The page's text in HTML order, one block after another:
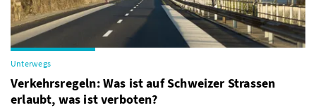
Unterwegs
Verkehrsregeln: Was ist auf Schweizer Strassen
erlaubt, was ist verboten?